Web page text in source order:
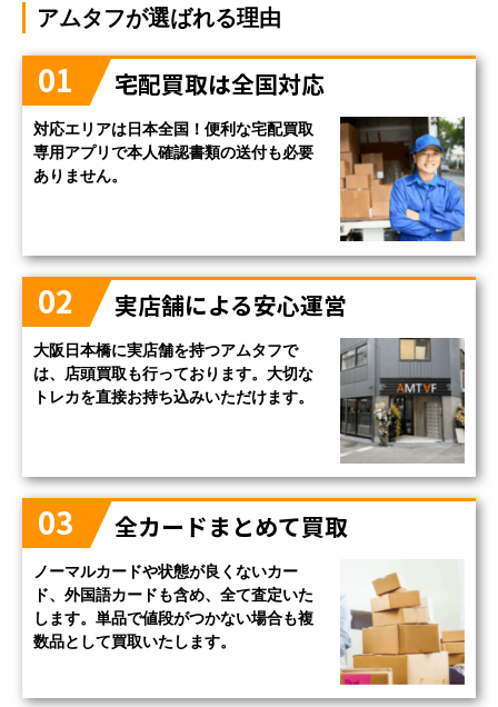
アムタフが選ばれる理由
01 宅配買取は全国対応
対応エリアは日本全国！便利な宅配買取
専用アプリで本人確認書類の送付も必要
ありません。
02 実店舗による安心運営
大阪日本橋に実店舗を持つアムタフで
は、店頭買取も行っております。大切な
トレカを直接お持ち込みいただけます。
03 全カードまとめて買取
ノーマルカードや状態が良くないカー
ド、外国語カードも含め、全て査定いた
します。単品で値段がつかない場合も複
数品として買取いたします。